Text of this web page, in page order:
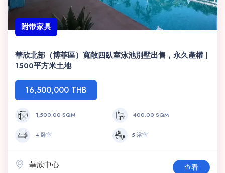
附带家具
華欣北部（博菲區）寬敞四臥室泳池別墅出售，永久產權 |
1500平方米土地
16,500,000 THB
1,500.00 SQM 400.00 SQM
4 卧室 5 浴室
華欣中心 查看